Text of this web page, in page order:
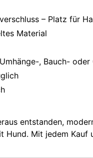
– Platz für
Material
, Bauch- oder
entstanden,
Hund. Mit jedem